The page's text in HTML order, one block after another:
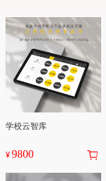
学校云智库
¥9800